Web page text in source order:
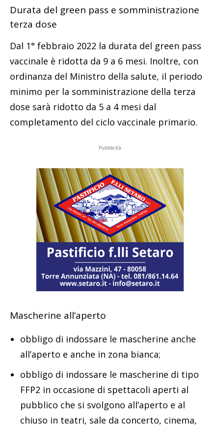
Durata del green pass e somministrazione
terza dose
Dal 1° febbraio 2022 la durata del green pass
vaccinale è ridotta da 9 a 6 mesi. Inoltre, con
ordinanza del Ministro della salute, il periodo
minimo per la somministrazione della terza
dose sarà ridotto da 5 a 4 mesi dal
completamento del ciclo vaccinale primario.
Pubblicità
Mascherine all’aperto
obbligo di indossare le mascherine anche
all’aperto e anche in zona bianca;
obbligo di indossare le mascherine di tipo
FFP2 in occasione di spettacoli aperti al
pubblico che si svolgono all’aperto e al
chiuso in teatri, sale da concerto, cinema,